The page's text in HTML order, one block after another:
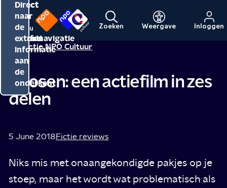
Direct
naar
de
inhoud
Direct
naar
de
hoofdnavigatie
Direct
naar
de
extra
informatie
aan
de
onderkant
Menu
Naar
de
NPO
Naar
de
NPO
Zoeken Weergave Inloggen
Redactie NPO Cultuur
Chosen: een actiefilm in zes
delen
5 June 2018Fictie reviews
Niks mis met onaangekondigde pakjes op je
stoep, maar het wordt wat problematisch als